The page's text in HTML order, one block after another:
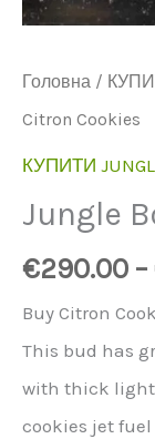
Головна /
Citron Cookies
КУПИТИ
Jungle
€290.00 –
Buy Citron
This bud has
with thick
cookies jet